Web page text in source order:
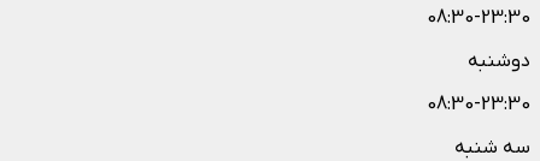
08:30-23:30
دوشنبه
08:30-23:30
سه شنبه